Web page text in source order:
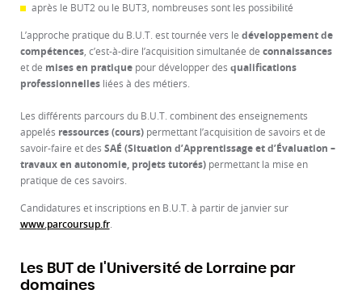
après le BUT2 ou le BUT3, nombreuses sont les possibilité
L’approche pratique du B.U.T. est tournée vers le développement de
compétences, c’est-à-dire l’acquisition simultanée de connaissances
et de mises en pratiquepour développer des qualifications
professionnellesliées à des métiers.
Les différents parcours du B.U.T. combinent des enseignements
appelés ressources (cours)permettant l’acquisition de savoirs et de
savoir-faire et des SAÉ (Situation d’Apprentissage et d’Évaluation –
travaux en autonomie, projets tutorés)permettant la mise en
pratique de ces savoirs.
Candidatures et inscriptions en B.U.T. à partir de janvier sur
www.parcoursup.fr.
Les BUT de l'Université de Lorraine par
domaines